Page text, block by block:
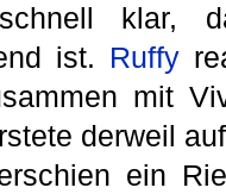
klar,
ist. Ruffy
mit
derweil
ein